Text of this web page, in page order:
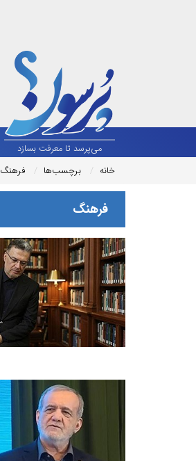
می‌پرسد تا معرفت بسازد
خانه
برچسب‌ها فرهنگ
فرهنگ